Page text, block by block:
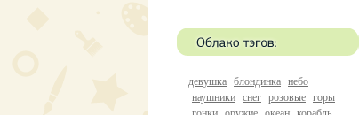
девушка блондинка небо
наушники снег розовые горы